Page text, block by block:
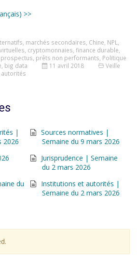
>>
marchés secondaires Chine NPL
cryptomonnaies finance durable
prospectus prêts non performants Politique
big data 11 avril 2018
Veille
|
2026
Sources normatives |
Semaine du 9 mars 2026
Jurisprudence | Semaine
du 2 mars 2026
du
Institutions et autorités |
Semaine du 2 mars 2026